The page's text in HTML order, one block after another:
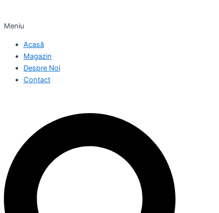
Meniu
Acasă
Magazin
Despre Noi
Contact